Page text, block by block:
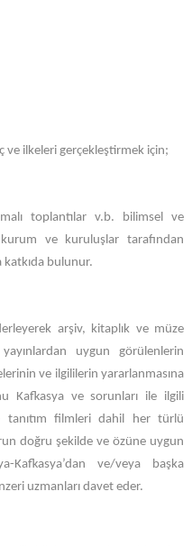
ve ilkeleri gerçekleştirmek için;
toplantılar v.b. bilimsel ve
ve kuruluşlar tarafından
katkıda bulunur.
arşiv, kitaplık ve müze
uygun görülenlerin
ve ilgililerin yararlanmasına
Kafkasya ve sorunları ile ilgili
tanıtım filmleri dahil her türlü
doğru şekilde ve özüne uygun
Kafkasya’dan ve/veya başka
uzmanları davet eder.